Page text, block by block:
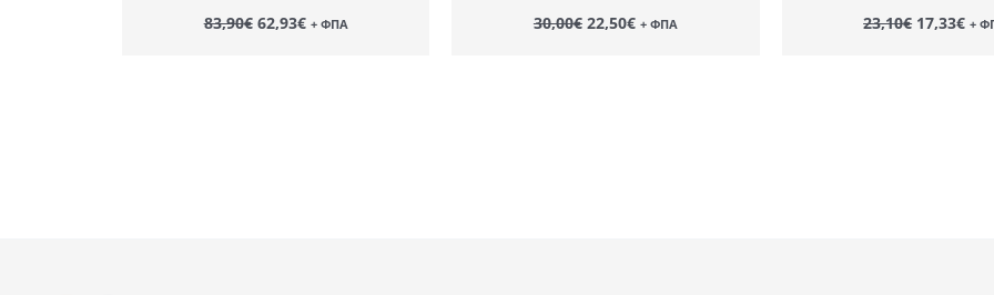
83,90€ Original
price
62,93€Η
τρέχουσα
+ ΦΠΑ 30,00€ Original
price
22,50€Η
τρέχουσα
+ ΦΠΑ 23,10€ Original
price
17,33€Η+